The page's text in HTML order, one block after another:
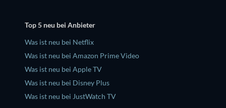
Top 5 neu bei Anbieter
Was ist neu bei Netflix
Was ist neu bei Amazon Prime Video
Was ist neu bei Apple TV
Was ist neu bei Disney Plus
Was ist neu bei JustWatch TV